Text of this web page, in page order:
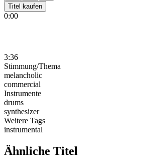
Titel kaufen
0:00
3:36
Stimmung/Thema
melancholic
commercial
Instrumente
drums
synthesizer
Weitere Tags
instrumental
Ähnliche Titel